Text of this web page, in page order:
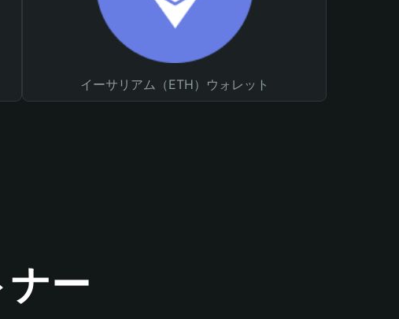
イーサリアム（ETH）ウォレット
ー